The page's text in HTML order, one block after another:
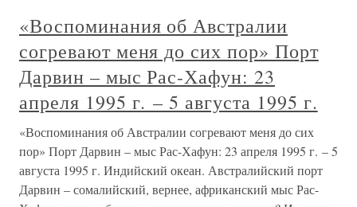
«Воспоминания об Австралии
согревают меня до сих пор» Порт
Дарвин – мыс Рас-Хафун: 23
апреля 1995 г. – 5 августа 1995 г.
«Воспоминания об Австралии согревают меня до сих
пор» Порт Дарвин – мыс Рас-Хафун: 23 апреля 1995 г. – 5
августа 1995 г. Индийский океан. Австралийский порт
Дарвин – сомалийский, вернее, африканский мыс Рас-